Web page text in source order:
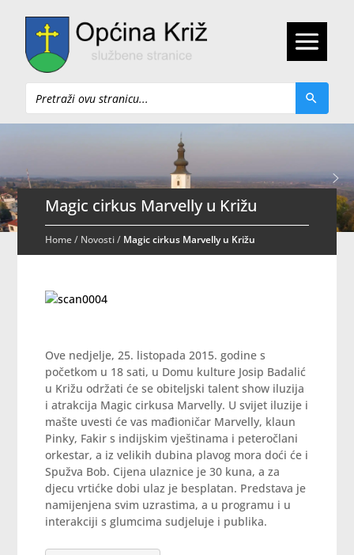
Pretraži
Magic cirkus Marvelly u Križu
Home/ Novosti/ Magic cirkus Marvelly u Križu
Ove nedjelje, 25. listopada 2015. godine s
početkom u 18 sati, u Domu kulture Josip Badalić
u Križu održati će se obiteljski talent show iluzija
i atrakcija Magic cirkusa Marvelly. U svijet iluzije i
mašte uvesti će vas mađioničar Marvelly, klaun
Pinky, Fakir s indijskim vještinama i peteročlani
orkestar, a iz velikih dubina plavog mora doći će i
Spužva Bob. Cijena ulaznice je 30 kuna, a za
djecu vrtićke dobi ulaz je besplatan. Predstava je
namijenjena svim uzrastima, a u programu i u
interakciji s glumcima sudjeluje i publika.